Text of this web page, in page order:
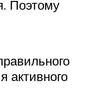
Поэтому
активного